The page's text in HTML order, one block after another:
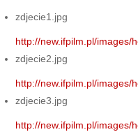
zdjecie1.jpg
http://new.ifpilm.pl/images/
zdjecie2.jpg
http://new.ifpilm.pl/images/
zdjecie3.jpg
http://new.ifpilm.pl/images/